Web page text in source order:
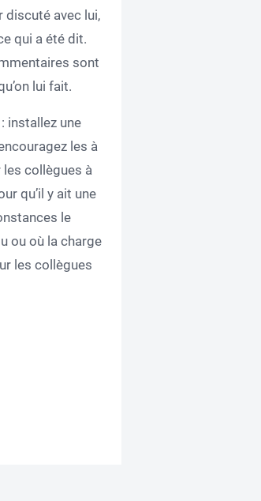
avec lui,
qui a été dit.
sont
lui fait.
installez une
les à
collègues à
qu’il y ait une
le
ou où la charge
les collègues